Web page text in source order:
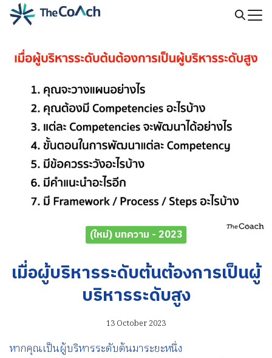
Skip
for:
(ใหม่) บทความ - 2023
เมื่อผู้บริหารระดับต้นต้องการเป็นผู้
บริหารระดับสูง
13 October 2023
หากคุณเป็นผู้บริหารระดับต้นมาระยะหนึ่ง